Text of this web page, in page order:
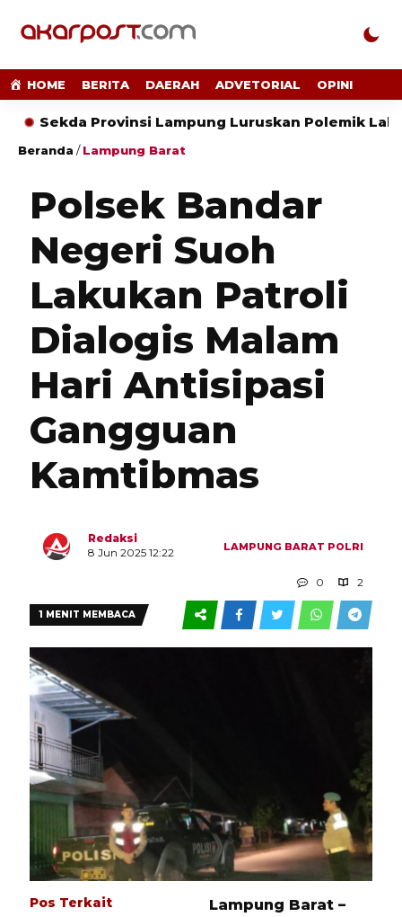
HOME BERITA DAERAH ADVETORIAL OPINI
Provinsi Lampung Luruskan Polemik Lahan di
Beranda /Lampung Barat
Polsek Bandar
Negeri Suoh
Lakukan Patroli
Dialogis Malam
Hari Antisipasi
Gangguan
Kamtibmas
Redaksi
8 Jun 2025 12:22
LAMPUNG BARAT POLRI
0 2
1 MENIT MEMBACA
Lampung Barat –
Pos Terkait